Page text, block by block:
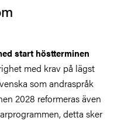
start höstterminen
med krav på lägst
som andraspråk
2028 reformeras även
detta sker